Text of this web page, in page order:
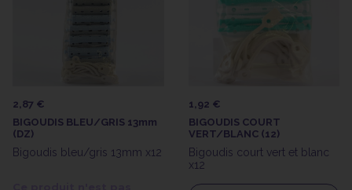
2,87 €
BIGOUDIS BLEU/GRIS 13mm
(DZ)
Bigoudis bleu/gris 13mm x12
1,92 €
BIGOUDIS COURT
VERT/BLANC (12)
Bigoudis court vert et blanc
x12